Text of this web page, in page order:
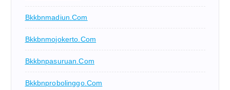
Bkkbnmadiun.com
Bkkbnmojokerto.com
Bkkbnpasuruan.com
Bkkbnprobolinggo.com